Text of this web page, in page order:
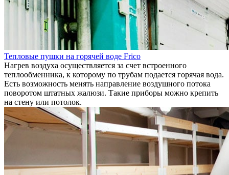
Тепловые пушки на горячей воде Frico
Нагрев воздуха осуществляется за счет встроенного
теплообменника, к которому по трубам подается горячая вода.
Есть возможность менять направление воздушного потока
поворотом штатных жалюзи. Такие приборы можно крепить
на стену или потолок.